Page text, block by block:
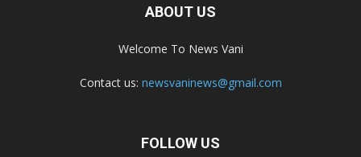
ABOUT US
Welcome To News Vani
Contact us: newsvaninews@gmail.com
FOLLOW US